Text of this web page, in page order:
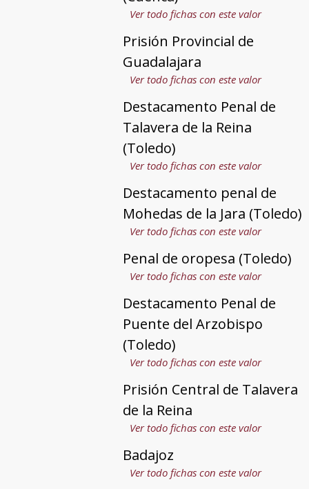
Ver todo fichas con este valor
Prisión Provincial de
Guadalajara
Ver todo fichas con este valor
Destacamento Penal de
Talavera de la Reina
(Toledo)
Ver todo fichas con este valor
Destacamento penal de
Mohedas de la Jara (Toledo)
Ver todo fichas con este valor
Penal de oropesa (Toledo)
Ver todo fichas con este valor
Destacamento Penal de
Puente del Arzobispo
(Toledo)
Ver todo fichas con este valor
Prisión Central de Talavera
de la Reina
Ver todo fichas con este valor
Badajoz
Ver todo fichas con este valor